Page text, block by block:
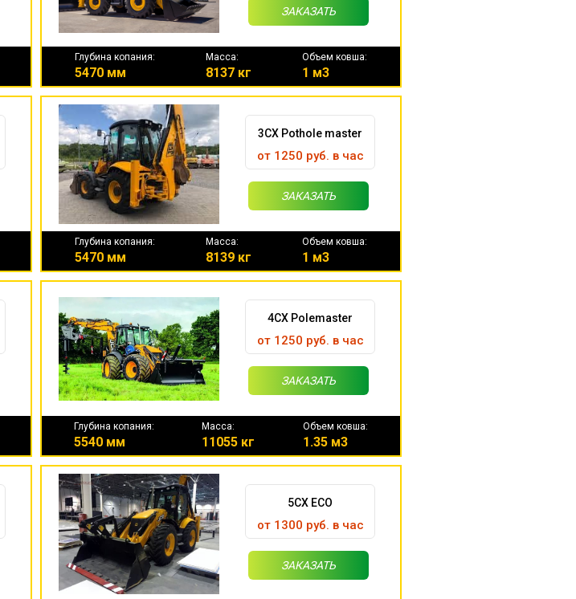
ЗАКАЗАТЬ
Глубина копания:
5470 мм
Масса:
8137 кг
Объем ковша:
1 м3
3CX Pothole master
от 1250 руб. в час
ЗАКАЗАТЬ
Глубина копания:
5470 мм
Масса:
8139 кг
Объем ковша:
1 м3
4CX Polemaster
от 1250 руб. в час
ЗАКАЗАТЬ
Глубина копания:
5540 мм
Масса:
11055 кг
Объем ковша:
1.35 м3
5CX ECO
от 1300 руб. в час
ЗАКАЗАТЬ